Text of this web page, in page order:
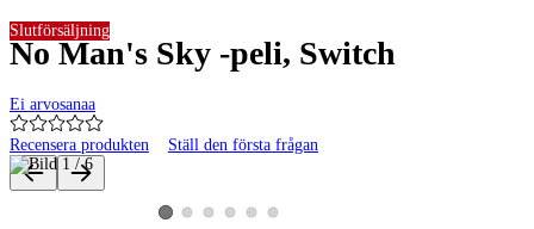
No Man's Sky -peli, Switch
Ei arvosanaa
Recensera produkten Ställ den första frågan
Slutförsäljning
Produktbilder och videor
Visa produktbild 1
Visa produktbild 2
Visa produktbild 3
Visa produktbild 4
Visa produktbild 5
Visa produktbild 6